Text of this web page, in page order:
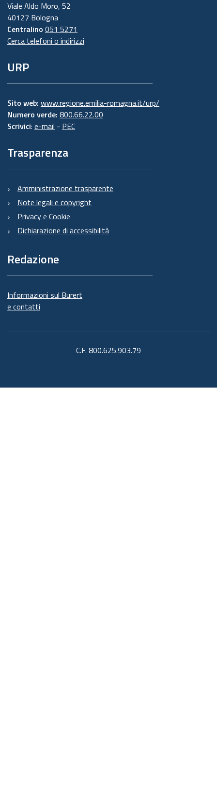
Viale Aldo Moro, 52
40127 Bologna
Centralino 051 5271
Cerca telefoni o indirizzi
URP
Sito web: www.regione.emilia-romagna.it/urp/
Numero verde: 800.66.22.00
Scrivici: e-mail - PEC
Trasparenza
Amministrazione trasparente
Note legali e copyright
Privacy e Cookie
Dichiarazione di accessibilità
Redazione
Informazioni sul Burert
e contatti
C.F. 800.625.903.79